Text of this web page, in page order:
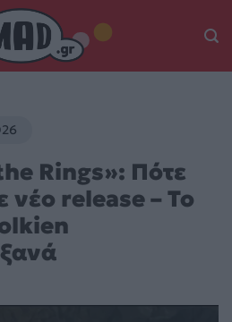
Rings»: Πότε
νέο release – Το